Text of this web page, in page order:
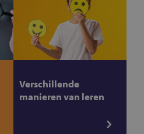
Verschillende
manieren van leren